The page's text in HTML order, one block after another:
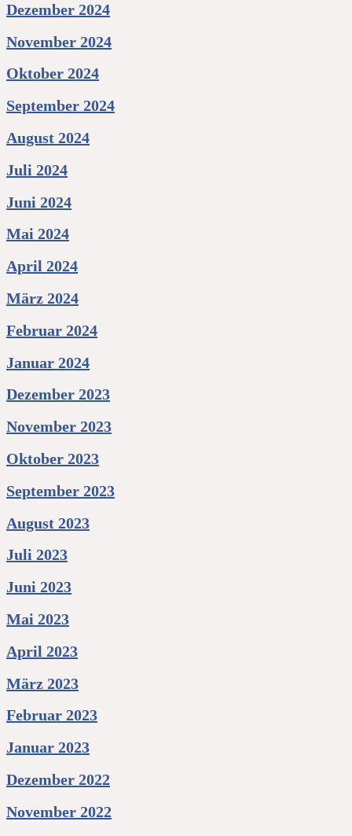
Dezember 2024
November 2024
Oktober 2024
September 2024
August 2024
Juli 2024
Juni 2024
Mai 2024
April 2024
März 2024
Februar 2024
Januar 2024
Dezember 2023
November 2023
Oktober 2023
September 2023
August 2023
Juli 2023
Juni 2023
Mai 2023
April 2023
März 2023
Februar 2023
Januar 2023
Dezember 2022
November 2022